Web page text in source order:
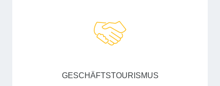
GESCHÄFTSTOURISMUS